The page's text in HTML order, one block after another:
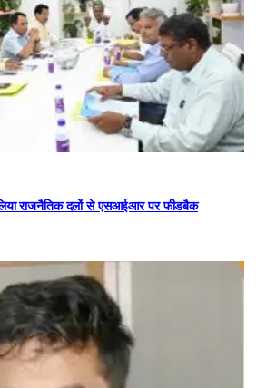
राजनैतिक दलों से एसआईआर पर फीडबैक